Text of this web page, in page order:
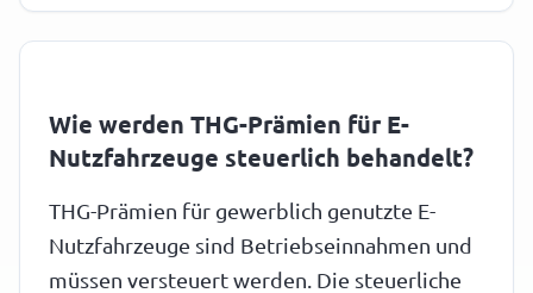
Wie werden THG-Prämien für E-
Nutzfahrzeuge steuerlich behandelt?
THG-Prämien für gewerblich genutzte E-
Nutzfahrzeuge sind Betriebseinnahmen und
müssen versteuert werden. Die steuerliche